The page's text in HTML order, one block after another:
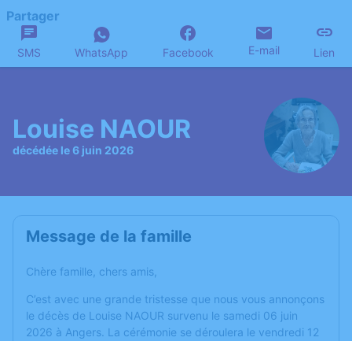
Partager
SMS WhatsApp Facebook E-mail Lien
Louise NAOUR
décédée le 6 juin 2026
Message de la famille
Chère famille, chers amis,
C’est avec une grande tristesse que nous vous annonçons
le décès de Louise NAOUR survenu le samedi 06 juin
2026 à Angers. La cérémonie se déroulera le vendredi 12